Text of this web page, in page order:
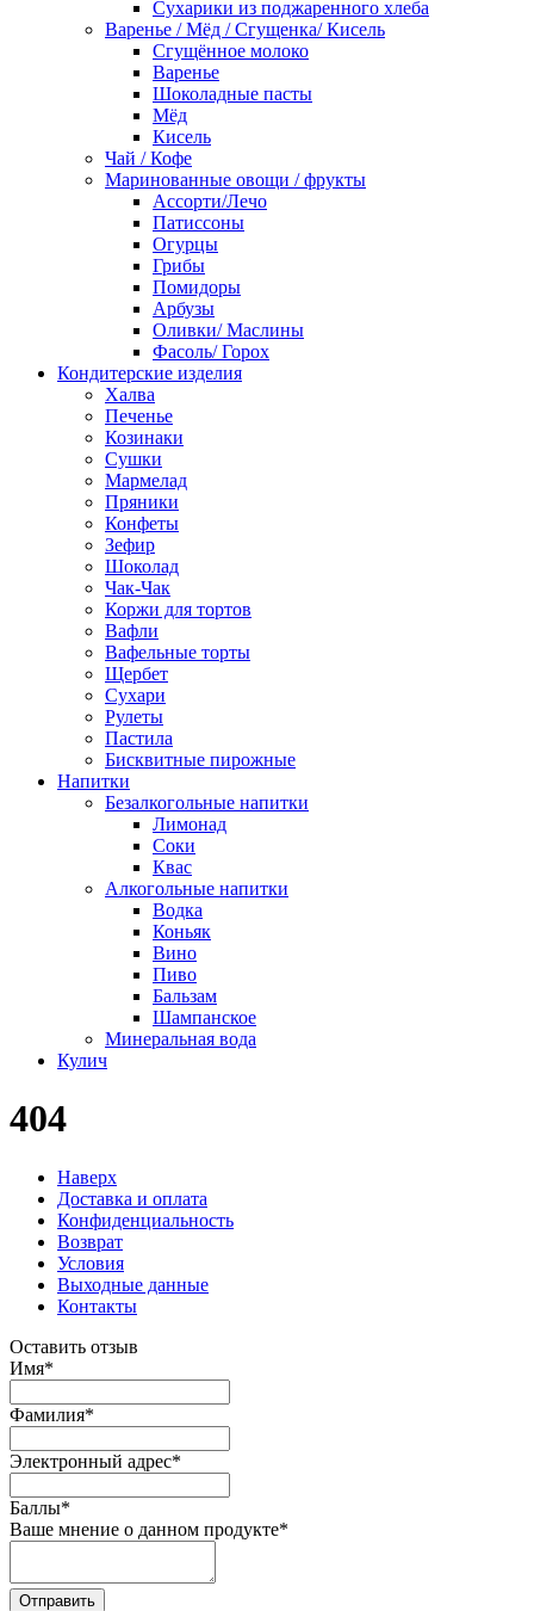
Сухарики из поджаренного хлеба
Варенье / Мёд / Сгущенка/ Кисель
Сгущённое молоко
Варенье
Шоколадные пасты
Мёд
Кисель
Чай / Кофе
Маринованные овощи / фрукты
Ассорти/Лечо
Патиссоны
Огурцы
Грибы
Помидоры
Арбузы
Оливки/ Маслины
Фасоль/ Горох
Кондитерские изделия
Халва
Печенье
Козинаки
Сушки
Мармелад
Пряники
Конфеты
Зефир
Шоколад
Чак-Чак
Коржи для тортов
Вафли
Вафельные торты
Щербет
Сухари
Рулеты
Пастила
Бисквитные пирожные
Напитки
Безалкогольные напитки
Лимонад
Соки
Квас
Алкогольные напитки
Водка
Коньяк
Вино
Пиво
Бальзам
Шампанское
Минеральная вода
Кулич
404
Наверх
Доставка и оплата
Конфиденциальность
Возврат
Условия
Выходные данные
Контакты
Оставить отзыв
Имя*
Фамилия*
Электронный адрес*
Баллы*
Ваше мнение о данном продукте*
Отправить